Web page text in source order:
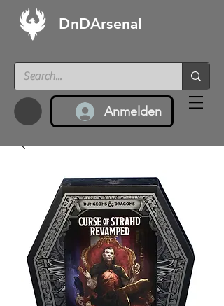
DnDArsenal
Anmelden